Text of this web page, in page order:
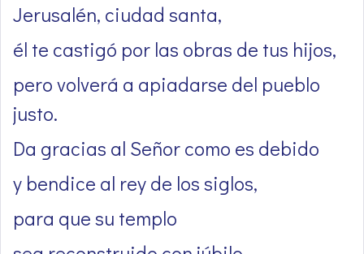
Jerusalén, ciudad santa,
él te castigó por las obras de tus hijos,
pero volverá a apiadarse del pueblo
justo.
Da gracias al Señor como es debido
y bendice al rey de los siglos,
para que su templo